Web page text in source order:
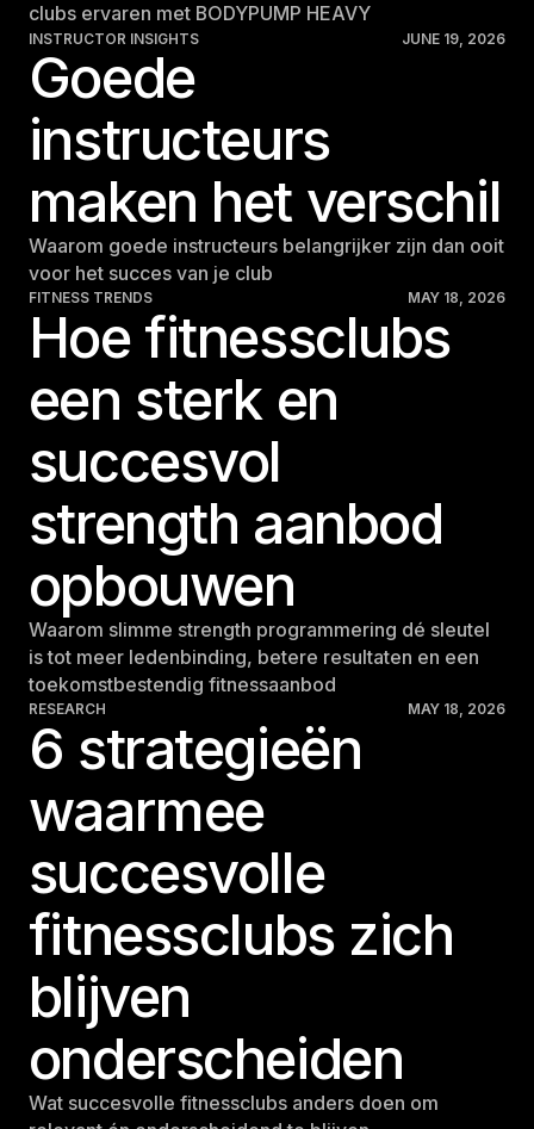
clubs ervaren met BODYPUMP HEAVY
INSTRUCTOR INSIGHTS JUNE 19, 2026
Goede
instructeurs
maken het verschil
Waarom goede instructeurs belangrijker zijn dan ooit
voor het succes van je club
FITNESS TRENDS MAY 18, 2026
Hoe fitnessclubs
een sterk en
succesvol
strength aanbod
opbouwen
Waarom slimme strength programmering dé sleutel
is tot meer ledenbinding, betere resultaten en een
toekomstbestendig fitnessaanbod
RESEARCH MAY 18, 2026
6 strategieën
waarmee
succesvolle
fitnessclubs zich
blijven
onderscheiden
Wat succesvolle fitnessclubs anders doen om